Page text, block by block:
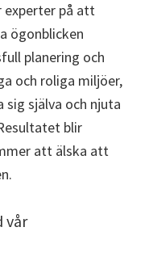
experter på att
ögonblicken
planering och
och roliga miljöer,
själva och njuta
blir
att älska att
vår